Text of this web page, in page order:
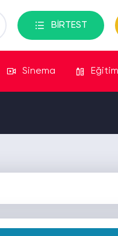
BİRTEST
Sinema Eğitim